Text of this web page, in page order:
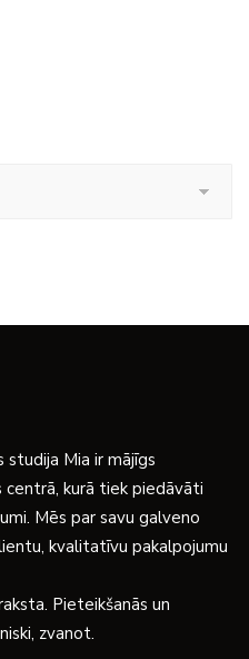
studija Mia ir mājīgs
centrā, kurā tiek piedāvāti
Mēs par savu galveno
kvalitatīvu pakalpojumu
Pieteikšanās un
zvanot.